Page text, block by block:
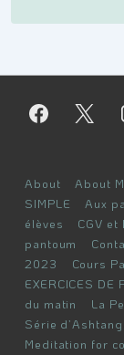
Menu
du
bas
de
page
About About
SIMPLE
Aux
élèves
CGV et
pantoum
2023
Cours
EXERCICES DE
du matin
La
Série
Meditation for